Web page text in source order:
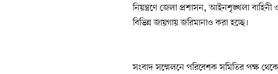
নিয়ন্ত্রণে জেলা প্রশাসন, আইনশৃঙ্খলা
বিভিন্ন জায়গায় জরিমানাও করা হচ্ছে।
সংবাদ সম্মেলনে পরিবেশক সমিতির পক্ষ